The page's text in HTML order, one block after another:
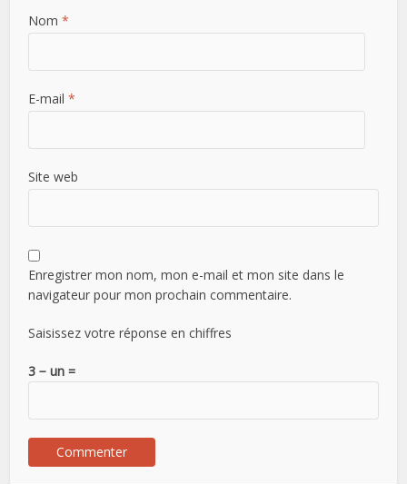
Nom*
E-mail*
Site web
Enregistrer mon nom, mon e-mail et mon site dans le
navigateur pour mon prochain commentaire.
Saisissez votre réponse en chiffres
3 − un =